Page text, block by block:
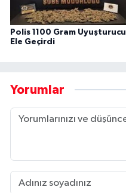
Polis 1100 Gram Uyuşturucu
Ele Geçirdi
Yorumlar